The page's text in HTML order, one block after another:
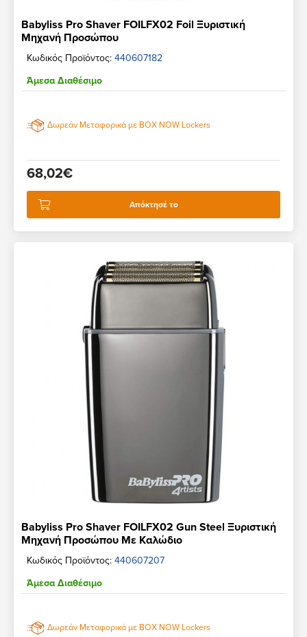
Babyliss Pro Shaver FOILFX02 Foil Ξυριστική
Μηχανή Προσώπου
Κωδικός Προϊόντος: 440607182
Άμεσα Διαθέσιμο
Δωρεάν Μεταφορικά με BOX NOW Lockers
68,02€
Απόκτησέ το
Babyliss Pro Shaver FOILFX02 Gun Steel Ξυριστική
Μηχανή Προσώπου Με Καλώδιο
Κωδικός Προϊόντος: 440607207
Άμεσα Διαθέσιμο
Δωρεάν Μεταφορικά με BOX NOW Lockers